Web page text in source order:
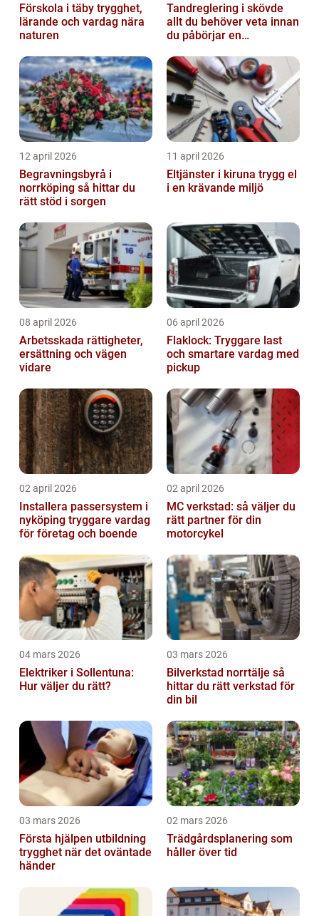
Förskola i täby trygghet,
lärande och vardag nära
naturen
Tandreglering i skövde
allt du behöver veta innan
du påbörjar en
12 april 2026
Begravningsbyrå i
norrköping så hittar du
rätt stöd i sorgen
11 april 2026
Eltjänster i kiruna trygg el
i en krävande miljö
08 april 2026
Arbetsskada rättigheter,
ersättning och vägen
vidare
06 april 2026
Flaklock: Tryggare last
och smartare vardag med
pickup
02 april 2026
Installera passersystem i
nyköping tryggare vardag
för företag och boende
02 april 2026
MC verkstad: så väljer du
rätt partner för din
motorcykel
04 mars 2026
Elektriker i Sollentuna:
Hur väljer du rätt?
03 mars 2026
Bilverkstad norrtälje så
hittar du rätt verkstad för
din bil
03 mars 2026
Första hjälpen utbildning
trygghet när det oväntade
händer
02 mars 2026
Trädgårdsplanering som
håller över tid